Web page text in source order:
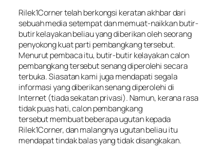
Rilek1Corner telah berkongsi keratan akhbar dari
sebuah media setempat dan memuat-naikkan butir-
butir kelayakan beliau yang diberikan oleh seorang
penyokong kuat parti pembangkang tersebut.
Menurut pembaca itu, butir-butir kelayakan calon
pembangkang tersebut senang diperolehi secara
terbuka. Siasatan kami juga mendapati segala
informasi yang diberikan senang diperolehi di
Internet (tiada sekatan privasi). Namun, kerana rasa
tidak puas hati, calon pembangkang
tersebut membuat beberapa ugutan kepada
Rilek1Corner, dan malangnya ugutan beliau itu
mendapat tindak balas yang tidak disangkakan.